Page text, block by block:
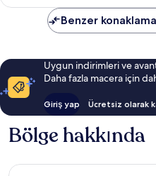
Benzer
Uygun indirimleri ve
Daha fazla macera için
Giriş yap Ücretsiz olarak
Bölge hakkında